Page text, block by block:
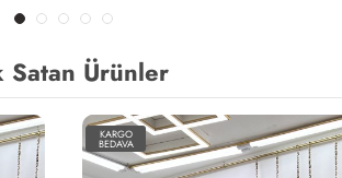
Satan Ürünler
KARGO
BEDAVA